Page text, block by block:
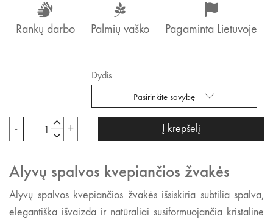
Rankų darbo Palmių vaško Pagaminta Lietuvoje
Dydis
pasirinkite savybę
-
produkto
kiekis:
spalvos
kvepiančios
žvakės


+ Į krepšelį
Alyvų spalvos kvepiančios žvakės
Alyvų spalvos kvepiančios žvakės išsiskiria subtilia spalva,
elegantiška išvaizda ir natūraliai susiformuojančia kristaline